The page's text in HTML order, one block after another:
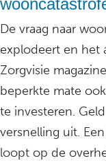
De vraag naar
explodeert en het
Zorgvisie
beperkte mate
te investeren.
versnelling uit.
loopt op de